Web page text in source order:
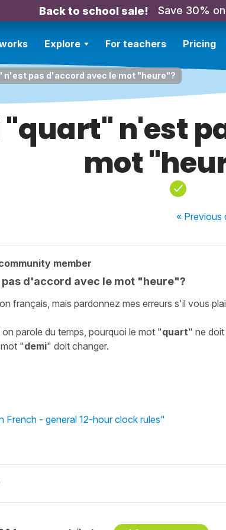
Back to school sale! Save 30%
Explore For teachers Pricing
n'est pas d'accord avec le mot "heure"?
n'est
mot
« Previous
member
d'accord avec le mot "heure"?
français, mais pardonnez mes erreurs s'il vous
parole du temps, pourquoi le mot "quart" ne
"demi" doit changer.
French - general 12-hour clock rules"